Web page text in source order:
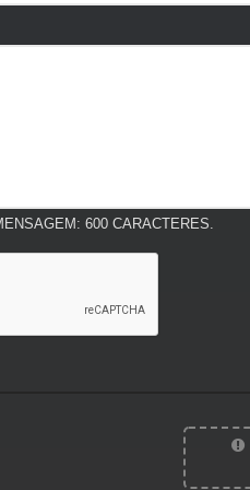
600 CARACTERES.